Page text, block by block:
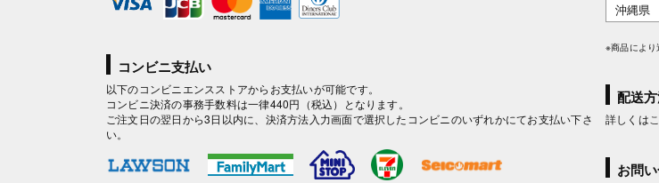
コンビニ支払い
以下のコンビニエンスストアからお支払いが可能です。
コンビニ決済の事務手数料は一律440円（税込）となります。
ご注文日の翌日から3日以内に、決済方法入力画面で選択したコンビニのいずれかにてお支払い下さ
い。
沖縄県
※商品により
配送
詳しくは
お問